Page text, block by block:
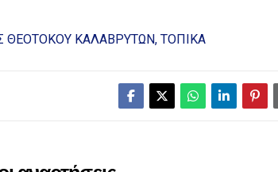
ΘΕΟΤΟΚΟΥ ΚΑΛΑΒΡΥΤΩΝ ΤΟΠΙΚΑ